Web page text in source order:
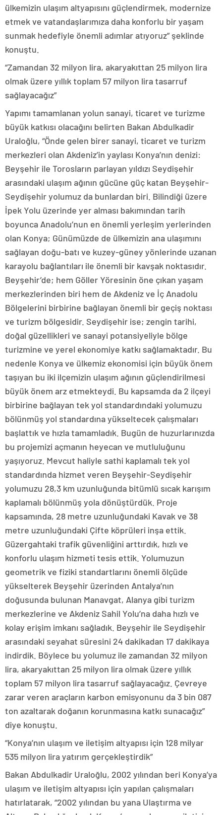
ülkemizin ulaşım altyapısını güçlendirmek, modernize
etmek ve vatandaşlarımıza daha konforlu bir yaşam
sunmak hedefiyle önemli adımlar atıyoruz” şeklinde
konuştu.
“Zamandan 32 milyon lira, akaryakıttan 25 milyon lira
olmak üzere yıllık toplam 57 milyon lira tasarruf
sağlayacağız”
Yapımı tamamlanan yolun sanayi, ticaret ve turizme
büyük katkısı olacağını belirten Bakan Abdulkadir
Uraloğlu, “Önde gelen birer sanayi, ticaret ve turizm
merkezleri olan Akdeniz’in yaylası Konya’nın denizi:
Beyşehir ile Torosların parlayan yıldızı Seydişehir
arasındaki ulaşım ağının gücüne güç katan Beyşehir-
Seydişehir yolumuz da bunlardan biri. Bilindiği üzere
İpek Yolu üzerinde yer alması bakımından tarih
boyunca Anadolu’nun en önemli yerleşim yerlerinden
olan Konya; Günümüzde de ülkemizin ana ulaşımını
sağlayan doğu-batı ve kuzey-güney yönlerinde uzanan
karayolu bağlantıları ile önemli bir kavşak noktasıdır.
Beyşehir’de; hem Göller Yöresinin öne çıkan yaşam
merkezlerinden biri hem de Akdeniz ve İç Anadolu
Bölgelerini birbirine bağlayan önemli bir geçiş noktası
ve turizm bölgesidir. Seydişehir ise; zengin tarihi,
doğal güzellikleri ve sanayi potansiyeliyle bölge
turizmine ve yerel ekonomiye katkı sağlamaktadır. Bu
nedenle Konya ve ülkemiz ekonomisi için büyük önem
taşıyan bu iki ilçemizin ulaşım ağının güçlendirilmesi
büyük önem arz etmekteydi. Bu kapsamda da 2 ilçeyi
birbirine bağlayan tek yol standardındaki yolumuzu
bölünmüş yol standardına yükseltecek çalışmaları
başlattık ve hızla tamamladık. Bugün de huzurlarınızda
bu projemizi açmanın heyecan ve mutluluğunu
yaşıyoruz. Mevcut haliyle sathi kaplamalı tek yol
standardında hizmet veren Beyşehir-Seydişehir
yolumuzu 28,3 km uzunluğunda bitümlü sıcak karışım
kaplamalı bölünmüş yola dönüştürdük. Proje
kapsamında, 28 metre uzunluğundaki Kavak ve 38
metre uzunluğundaki Çifte köprüleri inşa ettik.
Güzergahtaki trafik güvenliğini arttırdık, hızlı ve
konforlu ulaşım hizmeti tesis ettik. Yolumuzun
geometrik ve fiziki standartlarını önemli ölçüde
yükselterek Beyşehir üzerinden Antalya’nın
doğusunda bulunan Manavgat, Alanya gibi turizm
merkezlerine ve Akdeniz Sahil Yolu’na daha hızlı ve
kolay erişim imkanı sağladık. Beyşehir ile Seydişehir
arasındaki seyahat süresini 24 dakikadan 17 dakikaya
indirdik. Böylece bu yolumuz ile zamandan 32 milyon
lira, akaryakıttan 25 milyon lira olmak üzere yıllık
toplam 57 milyon lira tasarruf sağlayacağız. Çevreye
zarar veren araçların karbon emisyonunu da 3 bin 087
ton azaltarak doğanın korunmasına katkı sunacağız”
diye konuştu.
“Konya’nın ulaşım ve iletişim altyapısı için 128 milyar
535 milyon lira yatırım gerçekleştirdik”
Bakan Abdulkadir Uraloğlu, 2002 yılından beri Konya’ya
ulaşım ve iletişim altyapısı için yapılan çalışmaları
hatırlatarak, “2002 yılından bu yana Ulaştırma ve